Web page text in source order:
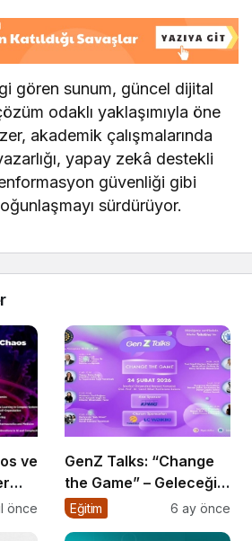
gören sunum, güncel dijital
odaklı yaklaşımıyla öne
akademik çalışmalarında
yapay zekâ destekli
güvenliği gibi
sürdürüyor.
ve
önce
GenZ Talks: “Change
the Game” – Geleceği
Tasarlayanlar Sahne
Eğitim 6 ay önce